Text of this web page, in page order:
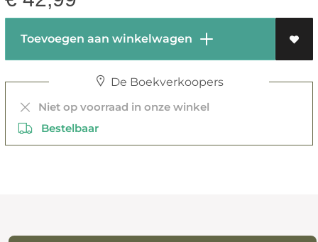
Toevoegen aan winkelwagen
De Boekverkoopers
Niet op voorraad in onze winkel
Bestelbaar